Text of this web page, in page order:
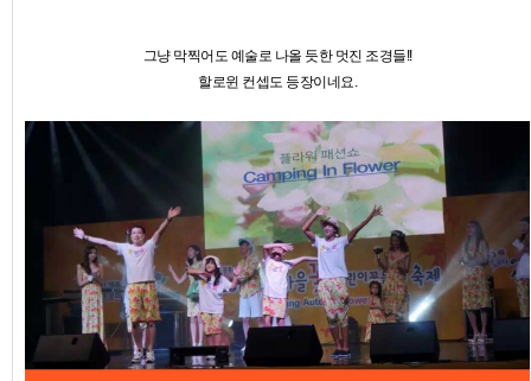
그냥 막찍어도 예술로 나올 듯한 멋진 조경들!!
할로윈 컨셉도 등장이네요.